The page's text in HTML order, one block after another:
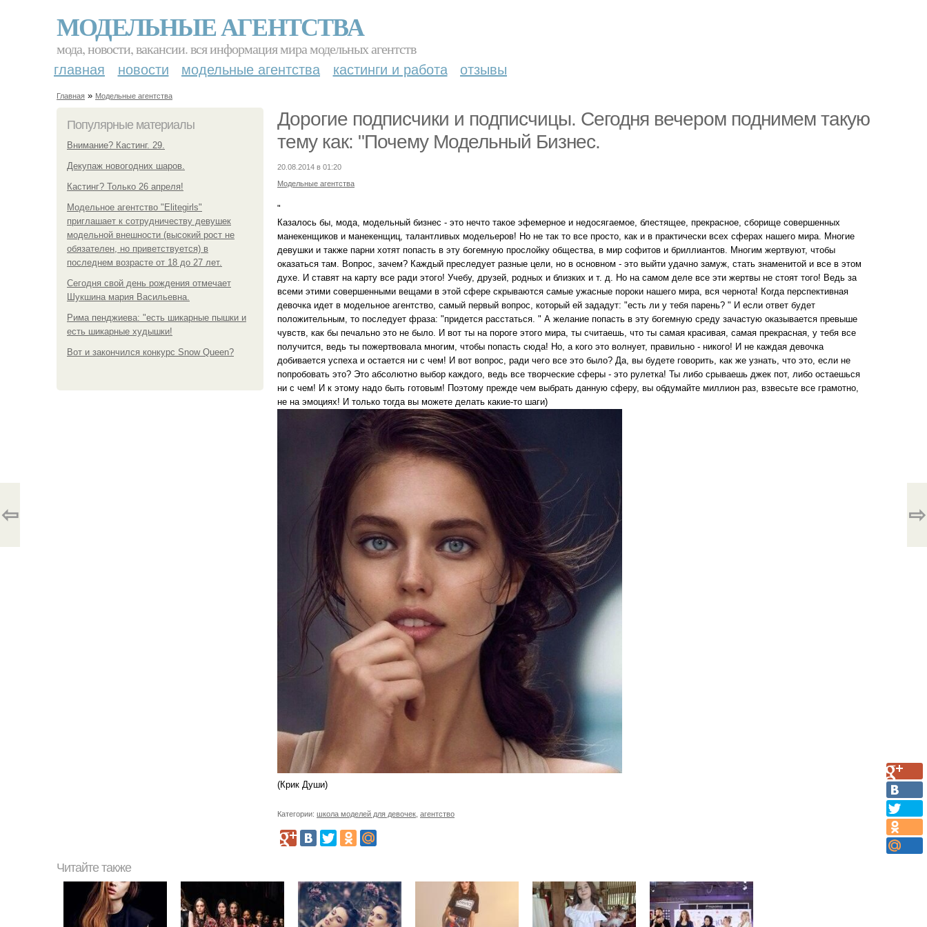
МОДЕЛЬНЫЕ АГЕНТСТВА
мода, новости, вакансии. вся информация мира модельных агентств
главная новости модельные агентства кастинги и работа отзывы
Главная » Модельные агентства
Популярные материалы
Внимание? Кастинг. 29.
Декупаж новогодних шаров.
Кастинг? Только 26 апреля!
Модельное агентство "Elitegirls"
приглашает к сотрудничеству девушек
модельной внешности (высокий рост не
обязателен, но приветствуется) в
последнем возрасте от 18 до 27 лет.
Сегодня свой день рождения отмечает
Шукшина мария Васильевна.
Рима пенджиева: "есть шикарные пышки и
есть шикарные худышки!
Вот и закончился конкурс Snow Queen?
Дорогие подписчики и подписчицы. Сегодня вечером поднимем такую
тему как: "Почему Модельный Бизнес.
20.08.2014 в 01:20
Модельные агентства
"
Казалось бы, мода, модельный бизнес - это нечто такое эфемерное и недосягаемое, блестящее, прекрасное, сборище совершенных
манекенщиков и манекенщиц, талантливых модельеров! Но не так то все просто, как и в практически всех сферах нашего мира. Многие
девушки и также парни хотят попасть в эту богемную прослойку общества, в мир софитов и бриллиантов. Многим жертвуют, чтобы
оказаться там. Вопрос, зачем? Каждый преследует разные цели, но в основном - это выйти удачно замуж, стать знаменитой и все в этом
духе. И ставят на карту все ради этого! Учебу, друзей, родных и близких и т. д. Но на самом деле все эти жертвы не стоят того! Ведь за
всеми этими совершенными вещами в этой сфере скрываются самые ужасные пороки нашего мира, вся чернота! Когда перспективная
девочка идет в модельное агентство, самый первый вопрос, который ей зададут: "есть ли у тебя парень? " И если ответ будет
положительным, то последует фраза: "придется расстаться. " А желание попасть в эту богемную среду зачастую оказывается превыше
чувств, как бы печально это не было. И вот ты на пороге этого мира, ты считаешь, что ты самая красивая, самая прекрасная, у тебя все
получится, ведь ты пожертвовала многим, чтобы попасть сюда! Но, а кого это волнует, правильно - никого! И не каждая девочка
добивается успеха и остается ни с чем! И вот вопрос, ради чего все это было? Да, вы будете говорить, как же узнать, что это, если не
попробовать это? Это абсолютно выбор каждого, ведь все творческие сферы - это рулетка! Ты либо срываешь джек пот, либо остаешься
ни с чем! И к этому надо быть готовым! Поэтому прежде чем выбрать данную сферу, вы обдумайте миллион раз, взвесьте все грамотно,
не на эмоциях! И только тогда вы можете делать какие-то шаги)
(Крик Души)
Категории: школа моделей для девочек агентство
⇦ ⇨
Читайте также